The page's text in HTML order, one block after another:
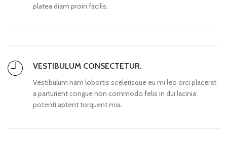
platea diam proin facilis.
VESTIBULUM CONSECTETUR.
Vestibulum nam lobortis scelerisque eu mi leo orci placerat
a parturient congue non commodo felis in dui lacinia
potenti aptent torquent mia.